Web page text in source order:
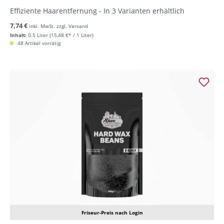
Effiziente Haarentfernung - In 3 Varianten erhältlich
Inhalt: 0.5 Liter (15,48 €* / 1 Liter)
7,74 € inkl. MwSt. zzgl. Versand
48 Artikel vorrätig
Friseur-Preis nach Login